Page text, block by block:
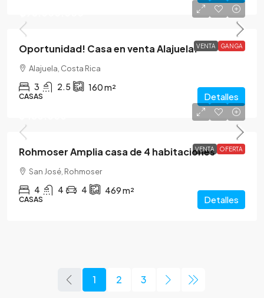
VENTA GANGA
Oportunidad! Casa en venta Alajuela.
Alajuela, Costa Rica
3 2.5 160m²
CASAS Detalles
VENTA OFERTA
Rohmoser Amplia casa de 4 habitaciones
San José, Rohmoser
4 4 4 469m²
CASAS Detalles
1 2 3